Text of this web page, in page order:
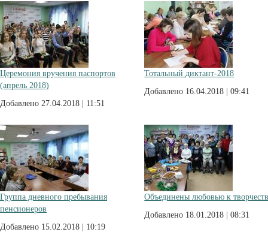
Церемония вручения паспортов
(апрель 2018)
Добавлено 27.04.2018 | 11:51
Тотальный диктант-2018
Добавлено 16.04.2018 | 09:41
Группа дневного пребывания
пенсионеров
Добавлено 15.02.2018 | 10:19
Объединены любовью к
Добавлено 18.01.2018 | 08:31